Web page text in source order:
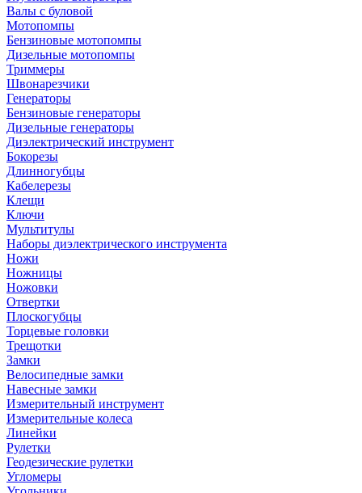
Валы с буловой
Мотопомпы
Бензиновые мотопомпы
Дизельные мотопомпы
Триммеры
Швонарезчики
Генераторы
Бензиновые генераторы
Дизельные генераторы
Диэлектрический инструмент
Бокорезы
Длинногубцы
Кабелерезы
Клещи
Ключи
Мультитулы
Наборы диэлектрического инструмента
Ножи
Ножницы
Ножовки
Отвертки
Плоскогубцы
Торцевые головки
Трещотки
Замки
Велосипедные замки
Навесные замки
Измерительный инструмент
Измерительные колеса
Линейки
Рулетки
Геодезические рулетки
Угломеры